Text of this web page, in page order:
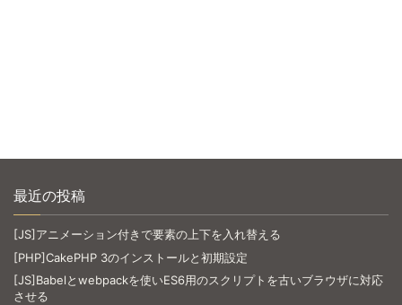
最近の投稿
[JS]アニメーション付きで要素の上下を入れ替える
[PHP]CakePHP 3のインストールと初期設定
[JS]Babelとwebpackを使いES6用のスクリプトを古いブラウザに対応
させる